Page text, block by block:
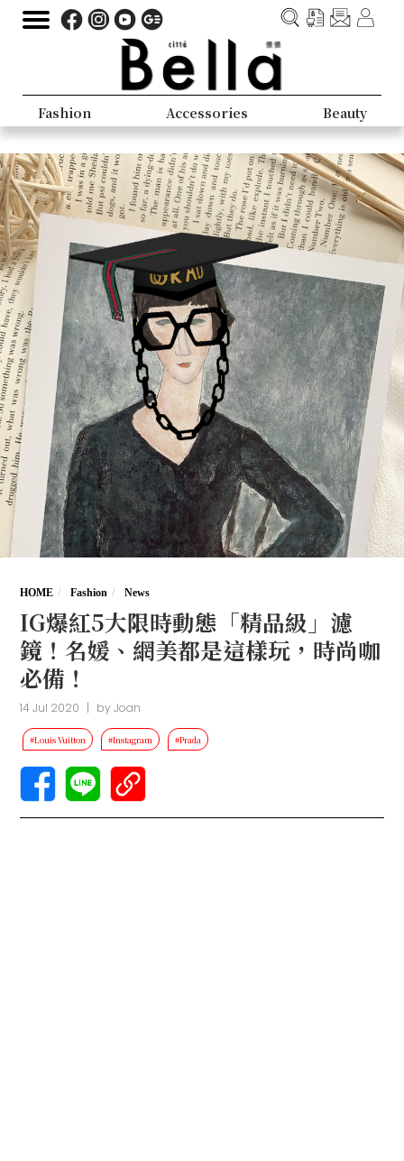
Fashion Accessories Beauty
HOME Fashion News
IG爆紅5大限時動態「精品級」濾
鏡！名媛、網美都是這樣玩，時尚咖
必備！
14 Jul 2020 | byJoan
#Louis Vuitton #Instagram #Prada